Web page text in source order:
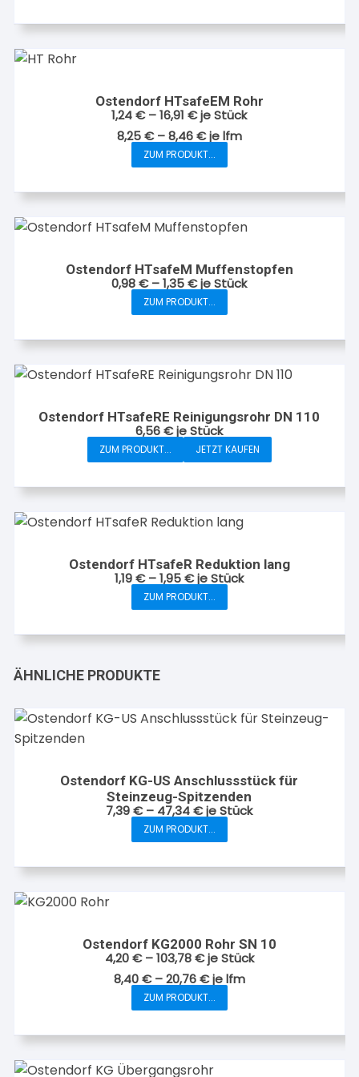
auf
werden
weist
Die
Optionen
können
auf
gewählt
Ostendorf HTsafeEM Rohr
1,24€–16,91€je Stück
8,25€–8,46€jelfm
ZUM PRODUKT...
Dieses
weist
mehrere
Varianten
Die
Optionen
können
auf
Produktseite
werden
Ostendorf HTsafeM Muffenstopfen
0,98€–1,35€je Stück
ZUM PRODUKT...
Dieses
weist
mehrere
Varianten
Die
Optionen
können
auf
Produktseite
werden
Ostendorf HTsafeRE Reinigungsrohr DN 110
6,56€je Stück
ZUM PRODUKT... JETZT KAUFEN
Ostendorf HTsafeR Reduktion lang
1,19€–1,95€je Stück
ZUM PRODUKT...
Dieses
weist
Die
auf
der
Produktseite
gewählt
ÄHNLICHE PRODUKTE
Ostendorf KG-US Anschlussstück für
Steinzeug-Spitzenden
7,39€– 47,34€je Stück
ZUM PRODUKT...
Dieses
weist
Die
Optionen
können
auf
gewählt
Ostendorf KG2000 Rohr SN 10
4,20€–103,78€je Stück
8,40€–20,76€jelfm
ZUM PRODUKT...
Dieses
weist
mehrere